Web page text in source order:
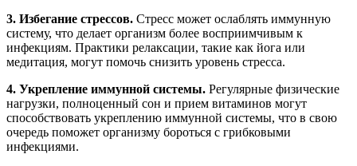
3. Избегание стрессов. Стресс может ослаблять иммунную
систему, что делает организм более восприимчивым к
инфекциям. Практики релаксации, такие как йога или
медитация, могут помочь снизить уровень стресса.
4. Укрепление иммунной системы. Регулярные физические
нагрузки, полноценный сон и прием витаминов могут
способствовать укреплению иммунной системы, что в свою
очередь поможет организму бороться с грибковыми
инфекциями.